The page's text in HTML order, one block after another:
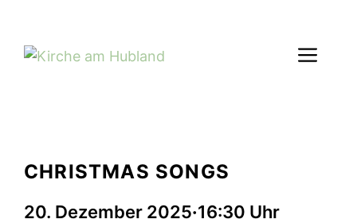
springen
CHRISTMAS SONGS
20. Dezember 2025·16:30 Uhr